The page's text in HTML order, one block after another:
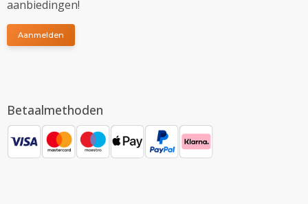
aanbiedingen!
Aanmelden
Betaalmethoden